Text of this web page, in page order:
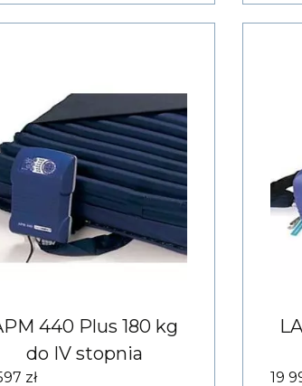
440 Plus 180 kg
do IV stopnia
zł 19